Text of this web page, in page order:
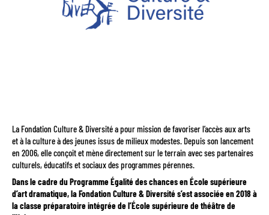
La Fondation Culture & Diversité a pour mission de favoriser l’accès aux arts
et à la culture à des jeunes issus de milieux modestes. Depuis son lancement
en 2006, elle conçoit et mène directement sur le terrain avec ses partenaires
culturels, éducatifs et sociaux des programmes pérennes.
Dans le cadre du Programme Égalité des chances en École supérieure
d’art dramatique, la Fondation Culture & Diversité s’est associée en 2018 à
la classe préparatoire intégrée de l’École supérieure de théâtre de